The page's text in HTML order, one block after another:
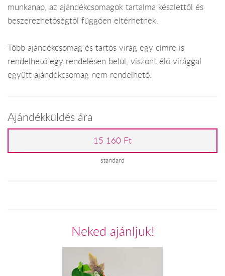
munkanap, az ajándékcsomagok tartalma készlettől és
beszerezhetőségtől függően eltérhetnek.
Több ajándékcsomag és tartós virág egy címre is
rendelhető egy rendelésen belül, viszont élő virággal
együtt ajándékcsomag nem rendelhető.
Ajándékküldés ára
15 160 Ft
standard
Neked ajánljuk!